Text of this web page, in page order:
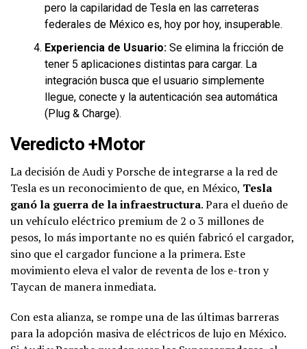
pero la capilaridad de Tesla en las carreteras
federales de México es, hoy por hoy, insuperable.
Experiencia de Usuario: Se elimina la fricción de
tener 5 aplicaciones distintas para cargar. La
integración busca que el usuario simplemente
llegue, conecte y la autenticación sea automática
(Plug & Charge).
Veredicto +Motor
La decisión de Audi y Porsche de integrarse a la red de
Tesla es un reconocimiento de que, en México, Tesla
ganó la guerra de la infraestructura. Para el dueño de
un vehículo eléctrico premium de 2 o 3 millones de
pesos, lo más importante no es quién fabricó el cargador,
sino que el cargador funcione a la primera. Este
movimiento eleva el valor de reventa de los e-tron y
Taycan de manera inmediata.
Con esta alianza, se rompe una de las últimas barreras
para la adopción masiva de eléctricos de lujo en México.